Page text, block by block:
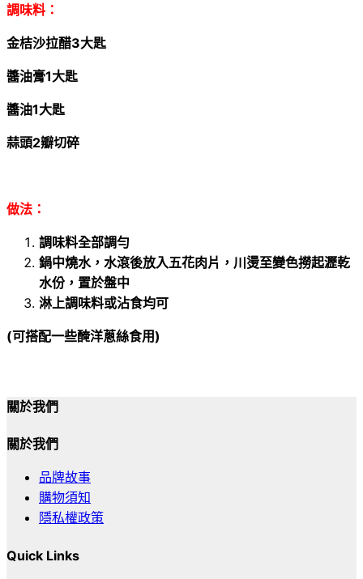
調味料：
金桔沙拉醋3大匙
醬油膏1大匙
醬油1大匙
蒜頭2瓣切碎
做法：
調味料全部調勻
鍋中燒水， 水滾後放入五花肉片， 川燙至變色撈起瀝乾
水份， 置於盤中
淋上調味料或沾食均可
(可搭配一些醃洋蔥絲食用)
關於我們
關於我們
品牌故事
購物須知
隱私權政策
Quick Links